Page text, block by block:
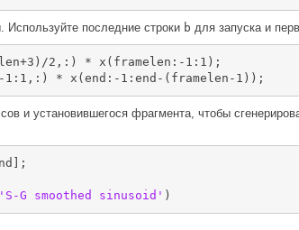
последние строки b для запуска и
2,:) * x(framelen:-1:1);
1:1,:) * x(end:-1:end-(framelen-1));
и установившегося фрагмента, чтобы
'S-G smoothed sinusoid' )